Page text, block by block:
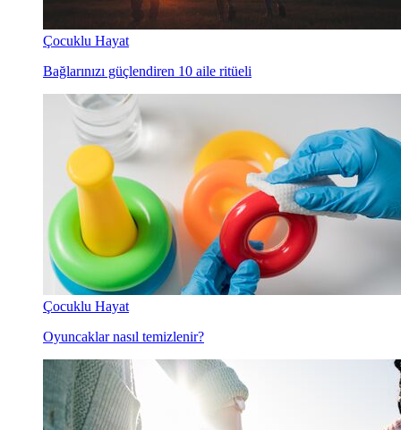
Çocuklu Hayat
Bağlarınızı güçlendiren 10 aile ritüeli
Çocuklu Hayat
Oyuncaklar nasıl temizlenir?